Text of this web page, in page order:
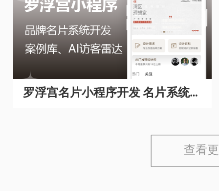
罗浮宫名片小程序开发 名片系统开
查看